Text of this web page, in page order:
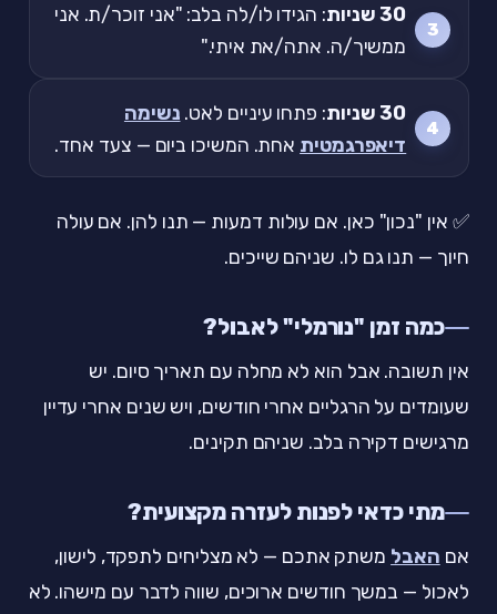
30 שניות
: הגידו לו/לה בלב: "אני זוכר/ת. אני
ממשיך/ה. אתה/את איתי."
30 שניות : פתחו עיניים לאט. נשימה
דיאפרגמטית אחת. המשיכו ביום — צעד אחד.
✅ אין "נכון" כאן. אם עולות דמעות — תנו להן. אם עולה
חיוך — תנו גם לו. שניהם שייכים.
כמה זמן "נורמלי" לאבול?
אין תשובה. אבל הוא לא מחלה עם תאריך סיום. יש
שעומדים על הרגליים אחרי חודשים, ויש שנים אחרי עדיין
מרגישים דקירה בלב. שניהם תקינים.
מתי כדאי לפנות לעזרה מקצועית?
אם האבל משתק אתכם — לא מצליחים לתפקד, לישון,
לאכול — במשך חודשים ארוכים, שווה לדבר עם מישהו. לא